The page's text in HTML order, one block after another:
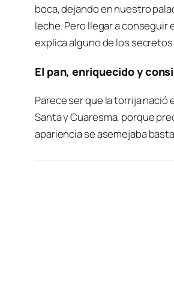
boca, dejando en nuestro
leche. Pero llegar a conseguir
explica alguno de los
El pan, enriquecido y
Parece ser que la torrija nació
Santa y Cuaresma, porque
apariencia se asemejaba